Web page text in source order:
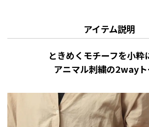
アイテム説明
ときめくモチーフを小粋
アニマル刺繍の2wayト